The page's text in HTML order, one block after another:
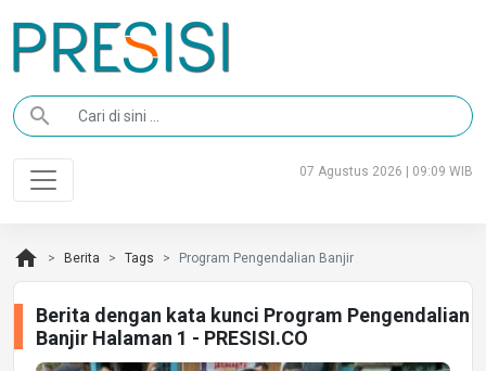
search
07 Agustus 2026 | 09:09 WIB
home Berita Tags Program Pengendalian Banjir
Berita dengan kata kunci Program Pengendalian
Banjir Halaman 1 - PRESISI.CO